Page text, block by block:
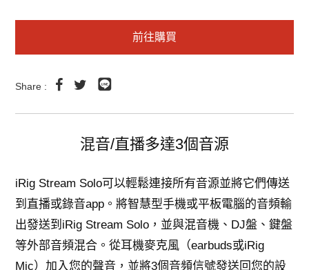
前往購買
Share :
混音/直播多達3個音源
iRig Stream Solo可以輕鬆連接所有音源並將它們傳送
到直播或錄音app。將智慧型手機或平板電腦的音頻輸
出發送到iRig Stream Solo，並與混音機、DJ盤、鍵盤
等外部音頻混合。從耳機麥克風（earbuds或iRig
Mic）加入您的聲音，並將3個音頻信號發送回您的設